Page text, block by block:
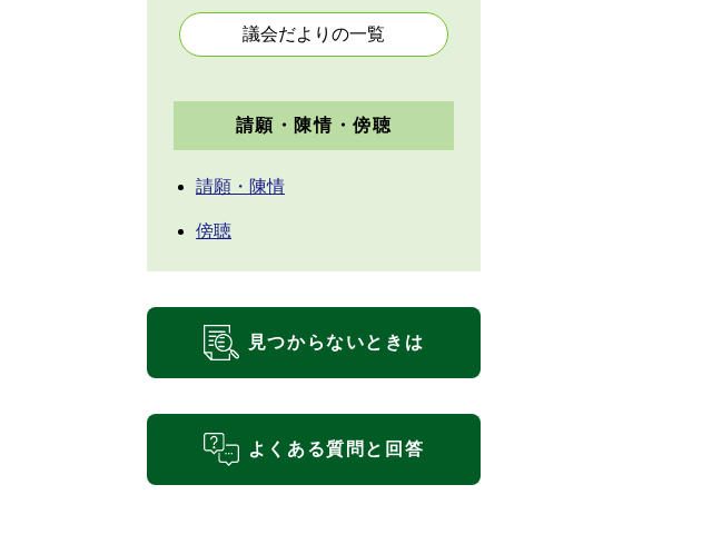
議会だよりの一覧
請願・陳情・傍聴
請願・陳情
傍聴
見つからないときは
よくある質問と回答